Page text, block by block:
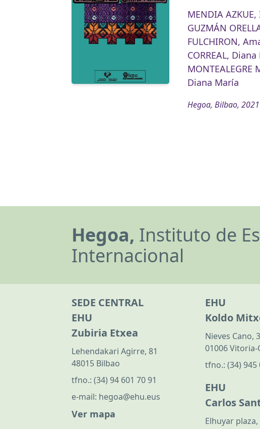
MENDIA
GUZMÁN
FULCHIRON,
CORREAL,
MONTEALEGRE
Diana María
Hegoa, Bilbao, 2021
Hegoa, Instituto de
Internacional
SEDE CENTRAL
EHU
Zubiria Etxea
Lehendakari Agirre, 81
48015 Bilbao
tfno.: (34) 94 601 70 91
e-mail: hegoa@ehu.eus
Ver mapa
EHU
Koldo
Nieves Cano,
01006 Vitoria-
tfno.: (34) 945
EHU
Carlos
Elhuyar plaza,